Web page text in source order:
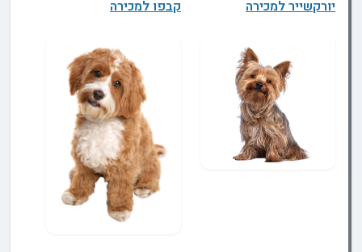
יורקשייר למכירה קבפו למכירה